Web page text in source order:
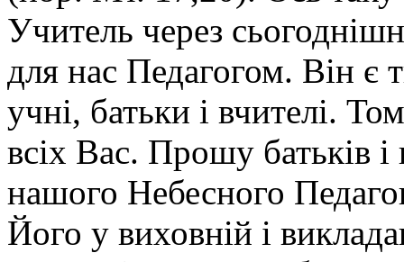
Учитель через
для нас Педагогом. Він є
учні, батьки і вчителі.
всіх Вас. Прошу батьків і
нашого Небесного
Його у виховній і